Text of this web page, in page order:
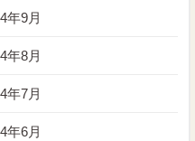
年9月
年8月
年7月
年6月